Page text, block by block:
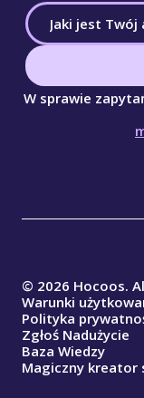
W sprawie
© 2026 Hocoos.
Warunki
Polityka
Zgłoś Nadużycie
Baza Wiedzy
Magiczny kreator